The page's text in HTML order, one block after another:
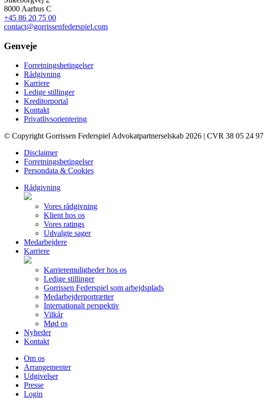
8000 Aarhus C
+45 86 20 75 00
contact@gorrissenfederspiel.com
Genveje
Forretningsbetingelser
Rådgivning
Karriere
Ledige stillinger
Kreditorportal
Kontakt
Privatlivsorientering
© Copyright Gorrissen Federspiel Advokatpartnerselskab 2026 | CVR 38 05 24 97
Disclaimer
Forretningsbetingelser
Persondata & Cookies
Rådgivning
Vores rådgivning
Klient hos os
Vores ratings
Udvalgte sager
Medarbejdere
Karriere
Karrieremuligheder hos os
Ledige stillinger
Gorrissen Federspiel som arbejdsplads
Medarbejderportrætter
Internationalt perspektiv
Vilkår
Mød os
Nyheder
Kontakt
Om os
Arrangementer
Udgivelser
Presse
Login